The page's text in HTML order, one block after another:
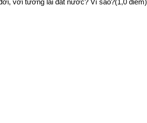
với tương lai đất nước? Vì sao?(1,0 điểm)